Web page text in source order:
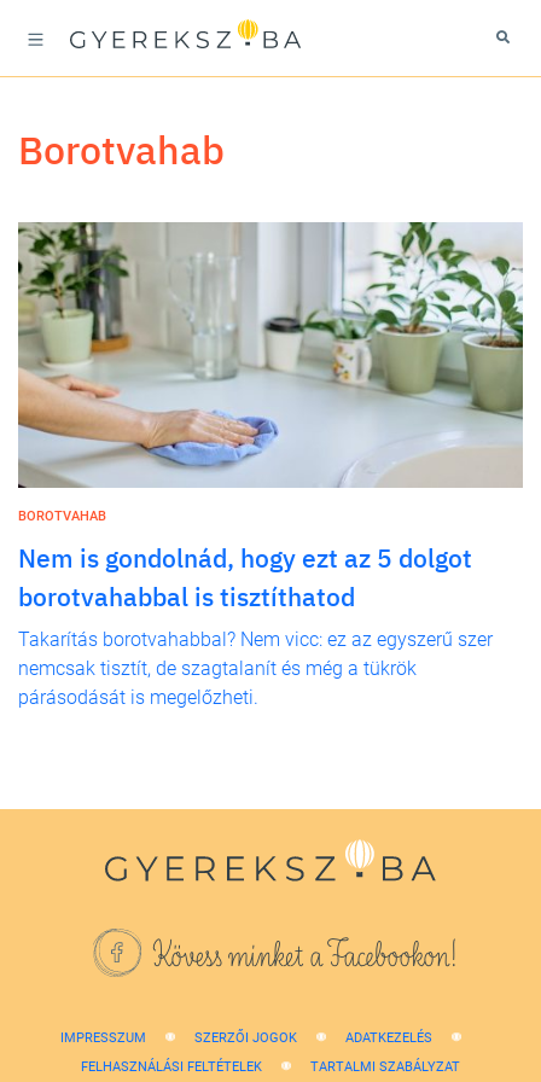
borotvahab
BOROTVAHAB
Nem is gondolnád, hogy ezt az 5 dolgot
borotvahabbal is tisztíthatod
Takarítás borotvahabbal? Nem vicc: ez az egyszerű szer
nemcsak tisztít, de szagtalanít és még a tükrök
párásodását is megelőzheti.
Kövess minket a Facebookon!
IMPRESSZUM SZERZŐI JOGOK
ADATKEZELÉS
FELHASZNÁLÁSI FELTÉTELEK
TARTALMI SZABÁLYZAT